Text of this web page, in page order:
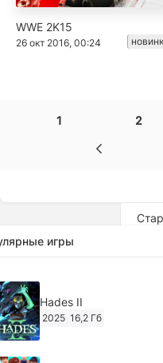
WWE 2K15
26 окт 2016, 00:24
1 2
игры
Hades II
2025 16,2 Гб